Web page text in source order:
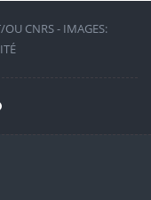
OU CNRS - IMAGES: